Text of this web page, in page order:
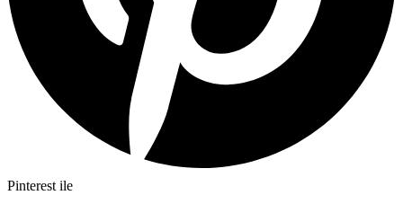
Pinterest ile